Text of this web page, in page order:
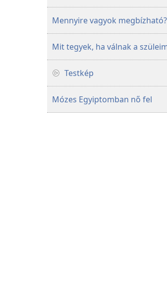
Mennyire vagyok megbízható?
Mit tegyek, ha válnak a
Testkép
Mózes Egyiptomban nő fel